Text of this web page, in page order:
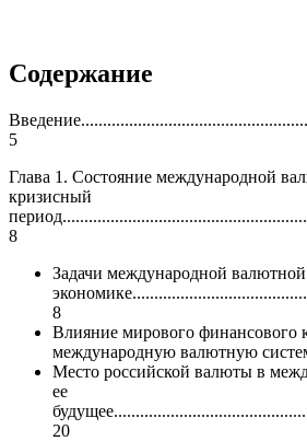
Содержание
5
Глава 1. Состояние международной
кризисный
8
Задачи международной
8
Влияние мирового финансового
международную валютную
Место российской валюты в
ее
20